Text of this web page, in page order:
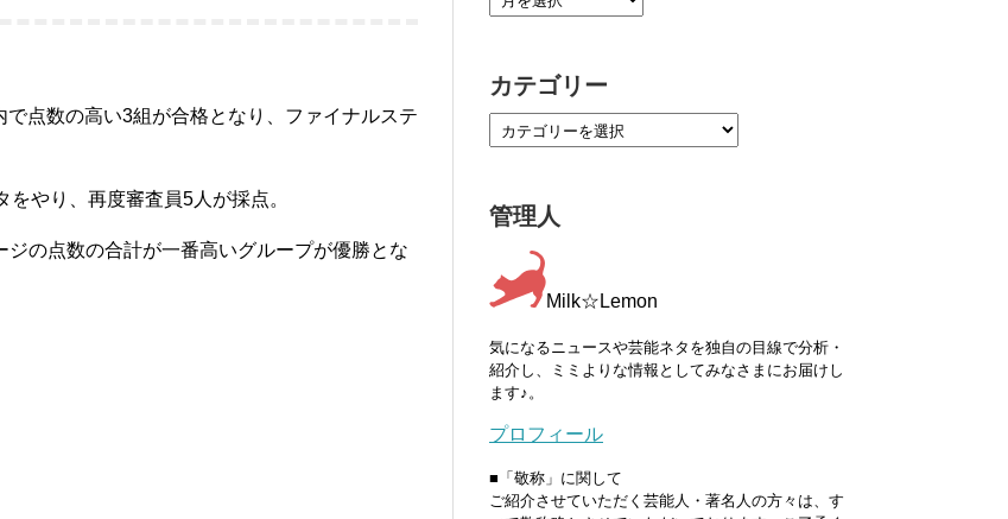
点数の高い3組が合格となり、ファイナルステ
やり、再度審査員5人が採点。
の点数の合計が一番高いグループが優勝とな
カテゴリー
管理人
Milk☆Lemon
気になるニュースや芸能ネタを独自の目線で分析・
紹介し、ミミよりな情報としてみなさまにお届けし
ます♪。
プロフィール
■「敬称」に関して
ご紹介させていただく芸能人・著名人の方々は、す